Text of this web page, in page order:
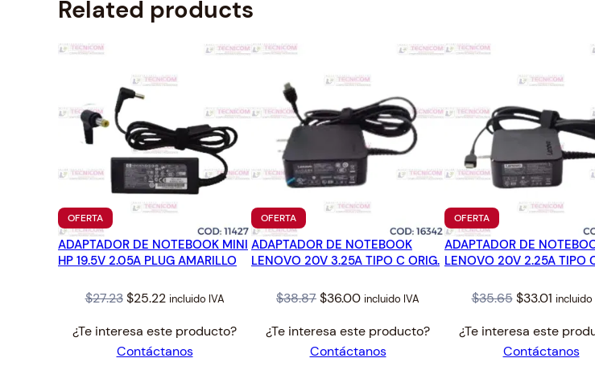
Related products
OFERTAPRODUCTO
EN
OFERTA
ADAPTADOR DE NOTEBOOK MINI
HP 19.5V 2.05A PLUG AMARILLO
$27.23 Original
was:
$27.23.
$25.22Current
is:
$25.22.
incluido IVA
¿Te interesa este producto?
Contáctanos
OFERTAPRODUCTO
EN
OFERTA
ADAPTADOR DE NOTEBOOK
LENOVO 20V 3.25A TIPO C ORIG.
$38.87Original
was:
$38.87.
$36.00Current
is:
$36.00.
incluido IVA
¿Te interesa este producto?
Contáctanos
OFERTAPRODUCTO
EN
OFERTA
ADAPTADOR DE
LENOVO 20V 2.25A TIPO
$35.65 Original
was:
$35.65.
$33.01
is:
$33.01.
incluido
¿Te interesa este
Contáctanos